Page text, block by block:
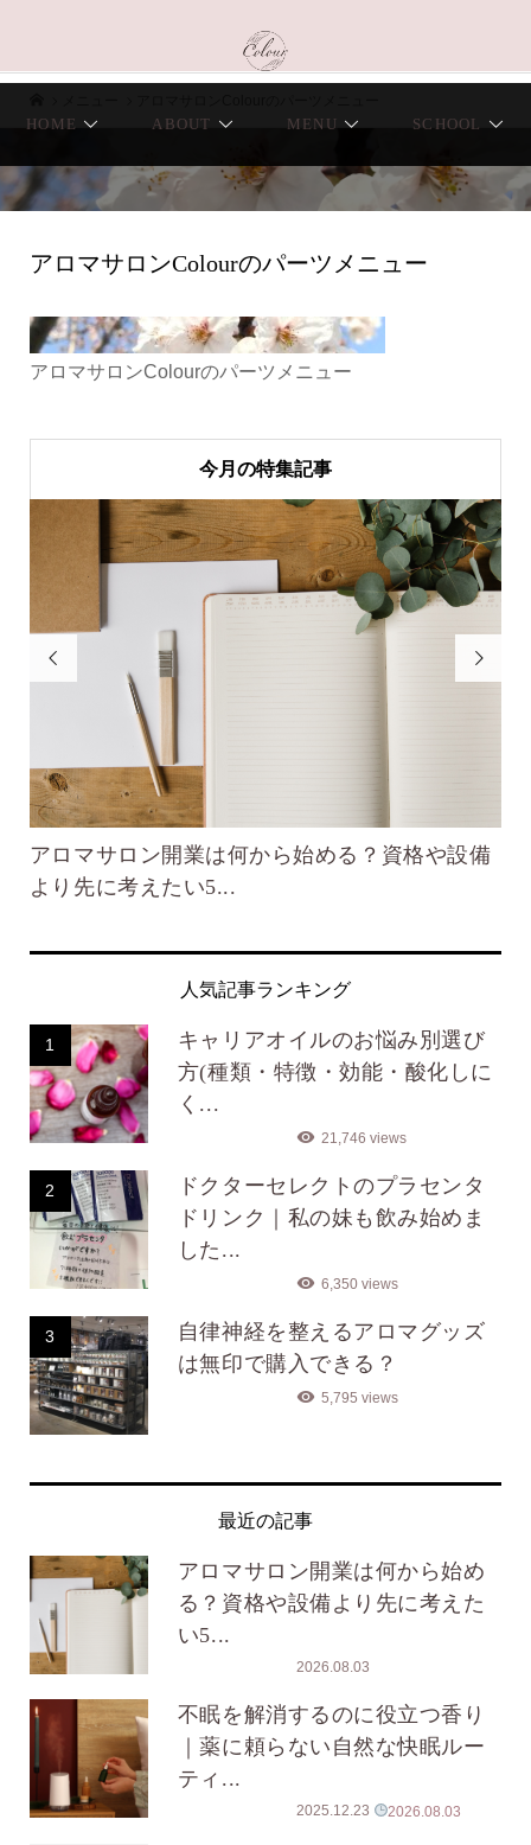
HOME ABOUT MENU SCHOOL
アロマサロンColourのパーツメニュー
アロマサロンColourのパーツメニュー
今月の特集記事

アロマサロン開業は何から始める？資格や設備
より先に考えたい5...

人気記事ランキング
1
キャリアオイルのお悩み別選び
方(種類・特徴・効能・酸化しに
く...
21,746 views
2
ドクターセレクトのプラセンタ
ドリンク｜私の妹も飲み始めま
した...
6,350 views
3
自律神経を整えるアロマグッズ
は無印で購入できる？
5,795 views
最近の記事
アロマサロン開業は何から始め
る？資格や設備より先に考えた
い5...
2026.08.03
不眠を解消するのに役立つ香り
｜薬に頼らない自然な快眠ルー
ティ...
2025.12.23 2026.08.03